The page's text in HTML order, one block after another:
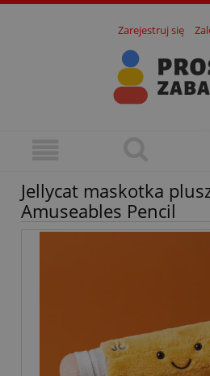
Zarejestruj się
Jellycat maskotka
Amuseables Pencil